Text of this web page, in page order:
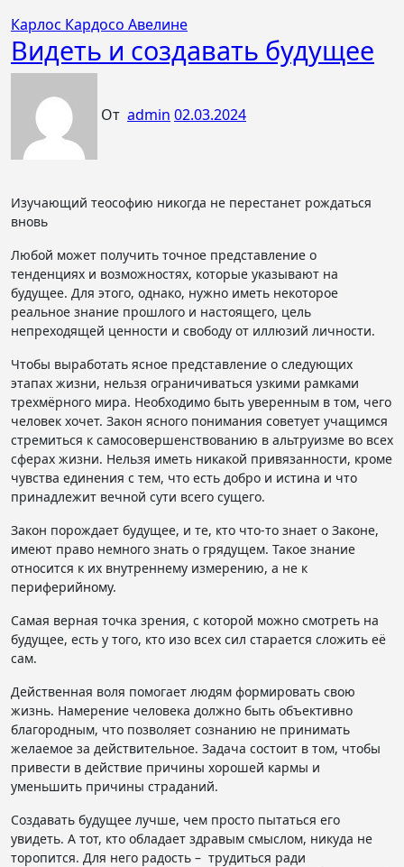
Карлос Кардосо Авелине
Видеть и создавать будущее
От admin 02.03.2024
Изучающий теософию никогда не перестанет рождаться
вновь
Любой может получить точное представление о
тенденциях и возможностях, которые указывают на
будущее. Для этого, однако, нужно иметь некоторое
реальное знание прошлого и настоящего, цель
непреходящей ценности и свободу от иллюзий личности.
Чтобы выработать ясное представление о следующих
этапах жизни, нельзя ограничиваться узкими рамками
трехмёрного мира. Необходимо быть уверенным в том, чего
человек хочет. Закон ясного понимания советует учащимся
стремиться к самосовершенствованию в альтруизме во всех
сферах жизни. Нельзя иметь никакой привязанности, кроме
чувства единения с тем, что есть добро и истина и что
принадлежит вечной сути всего сущего.
Закон порождает будущее, и те, кто что-то знает о Законе,
имеют право немного знать о грядущем. Такое знание
относится к их внутреннему измерению, а не к
периферийному.
Самая верная точка зрения, с которой можно смотреть на
будущее, есть у того, кто изо всех сил старается сложить её
сам.
Действенная воля помогает людям формировать свою
жизнь. Намерение человека должно быть объективно
благородным, что позволяет сознанию не принимать
желаемое за действительное. Задача состоит в том, чтобы
привести в действие причины хорошей кармы и
уменьшить причины страданий.
Создавать будущее лучше, чем просто пытаться его
увидеть. А тот, кто обладает здравым смыслом, никуда не
торопится. Для него радость – трудиться ради